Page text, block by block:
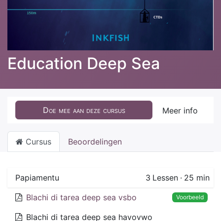
Education Deep Sea
Doe mee aan deze cursus Meer info
Cursus Beoordelingen
Papiamentu 3 Lessen · 25 min
Blachi di tarea deep sea vsbo
Voorbeeld
Blachi di tarea deep sea havovwo